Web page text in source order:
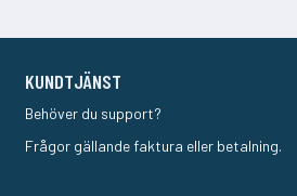
KUNDTJÄNST
Behöver du support?
Frågor gällande faktura eller betalning.